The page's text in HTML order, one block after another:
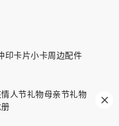
印卡片小卡周边配件
情人节礼物母亲节礼物